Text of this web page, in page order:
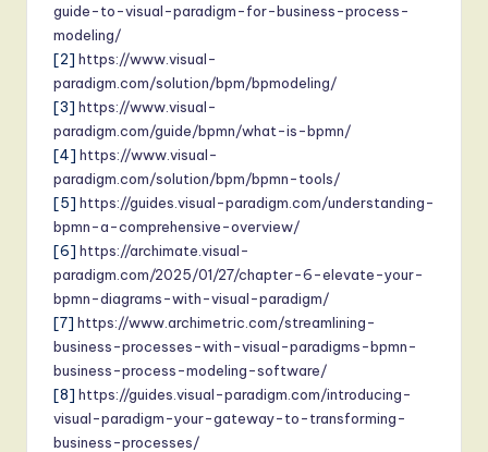
guide-to-visual-paradigm-for-business-process-
modeling/
[2] https://www.visual-
paradigm.com/solution/bpm/bpmodeling/
[3] https://www.visual-
paradigm.com/guide/bpmn/what-is-bpmn/
[4] https://www.visual-
paradigm.com/solution/bpm/bpmn-tools/
[5] https://guides.visual-paradigm.com/understanding-
bpmn-a-comprehensive-overview/
[6] https://archimate.visual-
paradigm.com/2025/01/27/chapter-6-elevate-your-
bpmn-diagrams-with-visual-paradigm/
[7] https://www.archimetric.com/streamlining-
business-processes-with-visual-paradigms-bpmn-
business-process-modeling-software/
[8] https://guides.visual-paradigm.com/introducing-
visual-paradigm-your-gateway-to-transforming-
business-processes/